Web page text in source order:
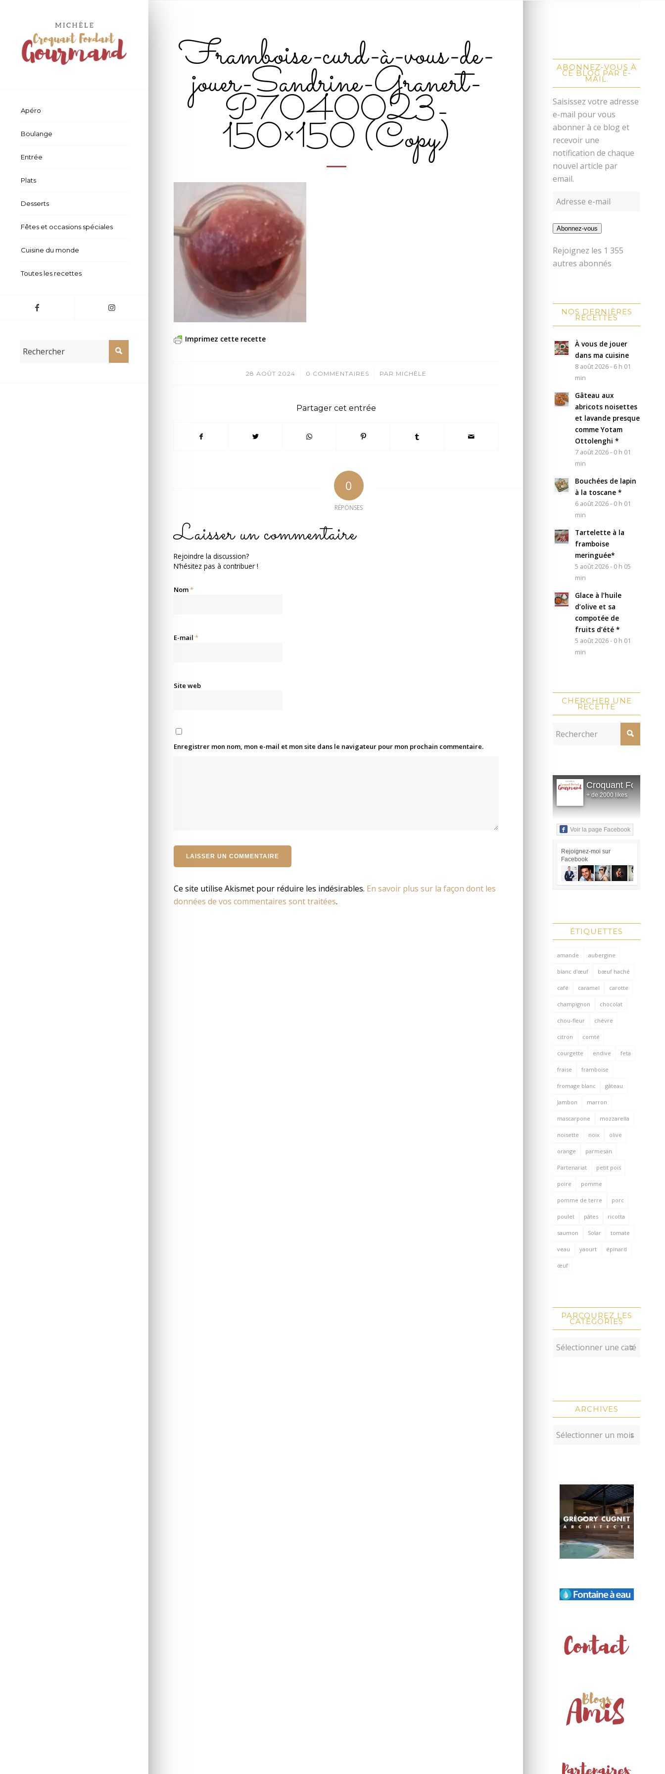
Apéro
Boulange
Entrée
Plats
Desserts
Fêtes et occasions spéciales
Cuisine du monde
Toutes les recettes
Framboise-curd-à-vous-de-
jouer-Sandrine-Granert-
P7040023-
150×150 (Copy)
Imprimez cette recette
28 AOÛT 2024
/ 0 COMMENTAIRES
/ PAR MICHÈLE
Partager cet entrée
0
RÉPONSES
Laisser un commentaire
Rejoindre la discussion?
N’hésitez pas à contribuer !
Nom*
E-mail *
Site web
Enregistrer mon nom, mon e-mail et mon site dans le navigateur pour mon prochain commentaire.
Ce site utilise Akismet pour réduire les indésirables. En savoir plus sur la façon dont les
données de vos commentaires sont traitées.
ABONNEZ-VOUS À
CE BLOG PAR E-
MAIL.
Saisissez votre adresse
e-mail pour vous
abonner à ce blog et
recevoir une
notification de chaque
nouvel article par
email.
Abonnez-vous
Rejoignez les 1 355
autres abonnés
NOS DERNIÈRES
RECETTES
À vous de jouer
dans ma cuisine
8 août 2026 - 6 h 01
min
Gâteau aux
abricots noisettes
et lavande presque
comme Yotam
Ottolenghi *
7 août 2026 - 0 h 01
min
Bouchées de lapin
à la toscane *
6 août 2026 - 0 h 01
min
Tartelette à la
framboise
meringuée*
5 août 2026 - 0 h 05
min
Glace à l’huile
d’olive et sa
compotée de
fruits d’été *
5 août 2026 - 0 h 01
min
CHERCHER UNE
RECETTE
Croquant Fondant
+ de 2000 likes
Voir la page Facebook
Rejoignez-moi sur
Facebook
ÉTIQUETTES
amande aubergine
blanc d'œuf bœuf haché
café caramel carotte
champignon chocolat
chou-fleur chèvre
citron comté
courgette endive feta
fraise framboise
fromage blanc gâteau
Jambon marron
mascarpone mozzarella
noisette noix olive
orange parmesan
Partenariat petit pois
poire pomme
pomme de terre porc
poulet pâtes ricotta
saumon Solar tomate
veau yaourt épinard
œuf
PARCOUREZ LES
CATÉGORIES
ARCHIVES